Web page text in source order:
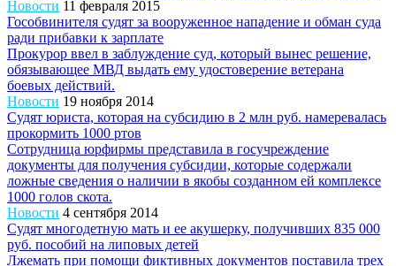
Новости 11 февраля 2015
Гособвинителя судят за вооруженное нападение и обман суда
ради прибавки к зарплате
Прокурор ввел в заблуждение суд, который вынес решение,
обязывающее МВД выдать ему удостоверение ветерана
боевых действий.
Новости 19 ноября 2014
Судят юриста, которая на субсидию в 2 млн руб. намеревалась
прокормить 1000 ртов
Сотрудница юрфирмы представила в госучреждение
документы для получения субсидии, которые содержали
ложные сведения о наличии в якобы созданном ей комплексе
1000 голов скота.
Новости 4 сентября 2014
Судят многодетную мать и ее акушерку, получивших 835 000
руб. пособий на липовых детей
Лжемать при помощи фиктивных документов поставила трех